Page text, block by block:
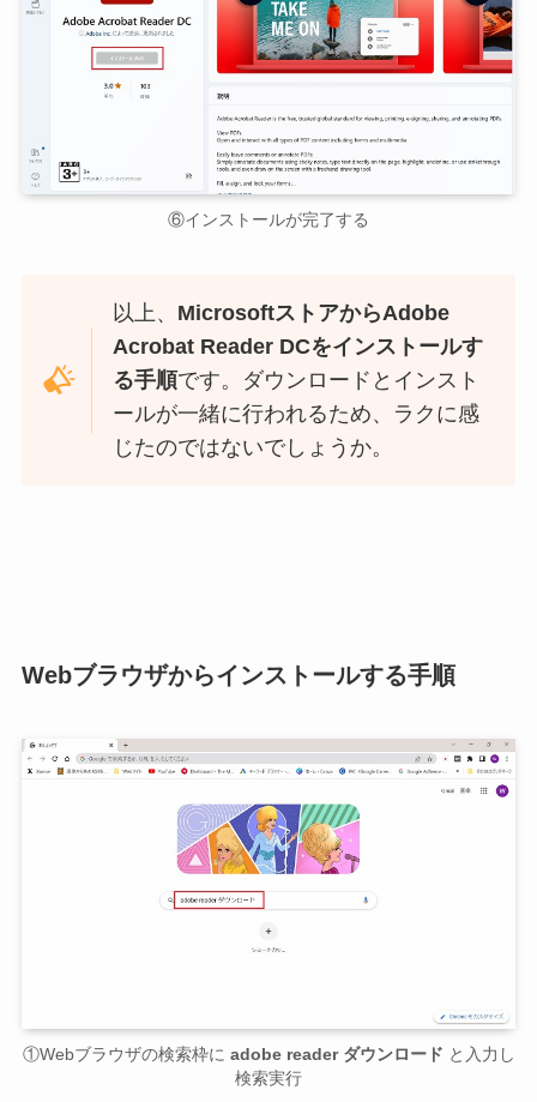
⑥インストールが完了する
以上、 MicrosoftストアからAdobe
Acrobat Reader DCをインストールす
る手順です。ダウンロードとインスト
ールが一緒に行われるため、ラクに感
じたのではないでしょうか。
Webブラウザからインストールする手順
①Webブラウザの検索枠に adobe reader ダウンロード と入力し
検索実行